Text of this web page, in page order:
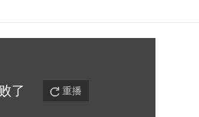
了 重播